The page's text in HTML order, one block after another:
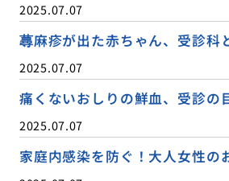
2025.07.07
蕁麻疹が出た赤ちゃん、受診科
2025.07.07
痛くないおしりの鮮血、受診の
2025.07.07
家庭内感染を防ぐ！大人女性の